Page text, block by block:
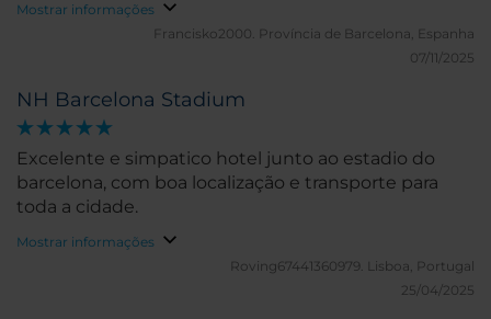
Mostrar informações
Francisko2000.
Província de Barcelona, Espanha
07/11/2025
NH Barcelona Stadium
Excelente e simpatico hotel junto ao estadio do
barcelona, com boa localização e transporte para
toda a cidade.
Mostrar informações
Roving67441360979. Lisboa, Portugal
25/04/2025